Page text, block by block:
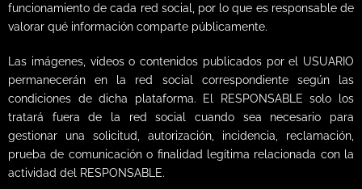
funcionamiento de cada red social, por lo que es responsable de
valorar qué información comparte públicamente.
Las imágenes, vídeos o contenidos publicados por el USUARIO
permanecerán en la red social correspondiente según las
condiciones de dicha plataforma. El RESPONSABLE solo los
tratará fuera de la red social cuando sea necesario para
gestionar una solicitud, autorización, incidencia, reclamación,
prueba de comunicación o finalidad legítima relacionada con la
actividad del RESPONSABLE.